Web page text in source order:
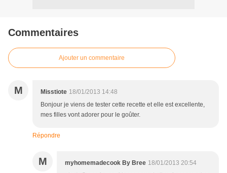
Commentaires
Ajouter un commentaire
M Misstiote 18/01/2013 14:48
Bonjour je viens de tester cette recette et elle est excellente,
mes filles vont adorer pour le goûter.
Répondre
M myhomemadecook By Bree 18/01/2013 20:54